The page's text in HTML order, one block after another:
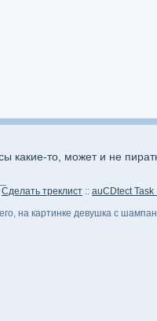
какие-то, может и не
Сделать треклист :: auCDtect
на картинке девушка с